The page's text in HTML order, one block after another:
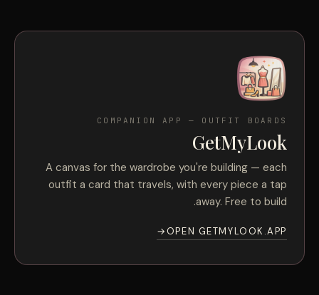
COMPANION APP — OUTFIT BOARDS
GetMyLook
A canvas for the wardrobe you're building — each
outfit a card that travels, with every piece a tap
away. Free to build.
OPEN GETMYLOOK.APP
→